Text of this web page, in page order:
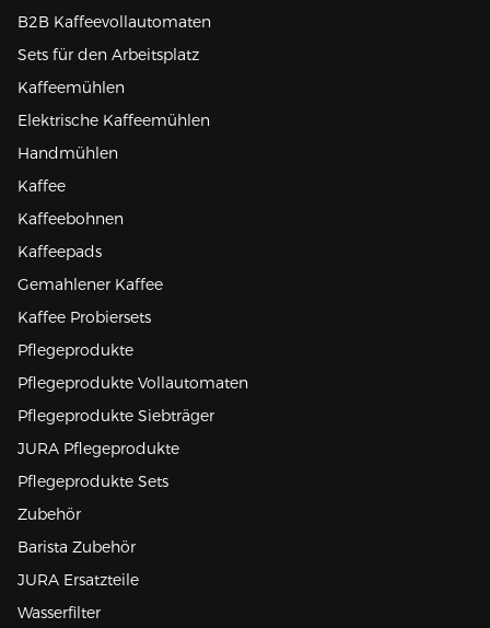
B2B Kaffeevollautomaten
Sets für den Arbeitsplatz
Kaffeemühlen
Elektrische Kaffeemühlen
Handmühlen
Kaffee
Kaffeebohnen
Kaffeepads
Gemahlener Kaffee
Kaffee Probiersets
Pflegeprodukte
Pflegeprodukte Vollautomaten
Pflegeprodukte Siebträger
JURA Pflegeprodukte
Pflegeprodukte Sets
Zubehör
Barista Zubehör
JURA Ersatzteile
Wasserfilter